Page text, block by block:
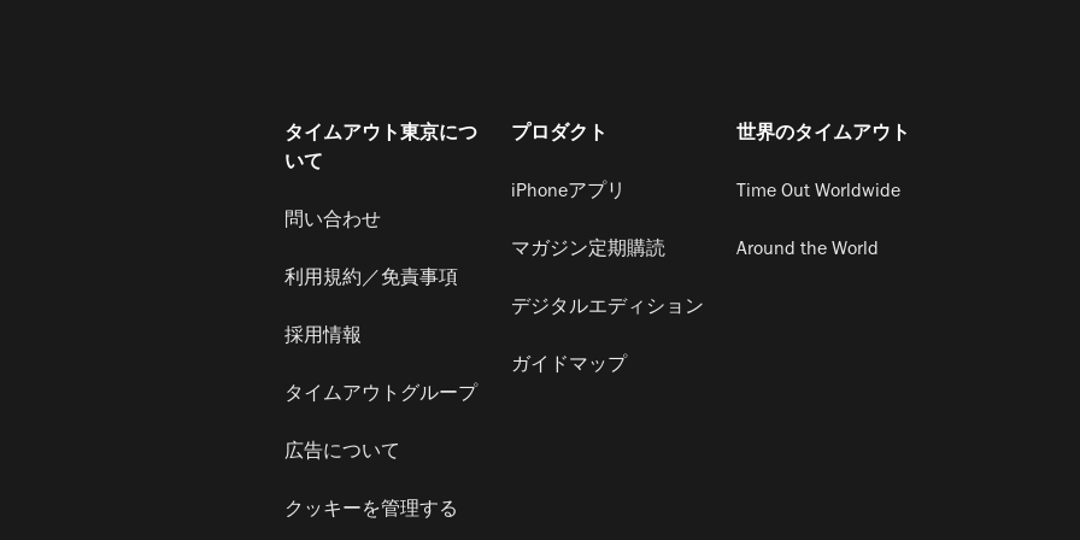
きる。 この夏、未体験の「KAWAII原
夜」を楽しんでみては。 ※11時〜18
分、19〜22時（8月30日は18時ま
タイムアウト東京につ
いて
問い合わせ
利用規約／免責事項
採用情報
タイムアウトグループ
広告について
クッキーを管理する
プロダクト
iPhoneアプリ
マガジン定期購読
デジタルエディション
ガイドマップ
世界のタイムアウト
Time Out Worldwide
Around the World